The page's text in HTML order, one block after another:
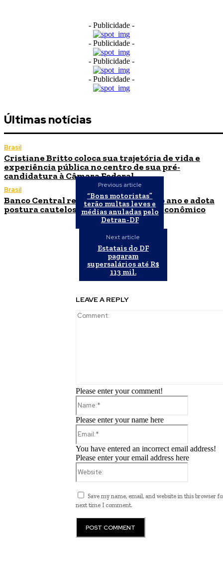
- Publicidade -
- Publicidade -
- Publicidade -
- Publicidade -
Últimas notícias
Brasil
Cristiane Britto coloca sua trajetória de vida e
experiência pública no centro de sua pré-
candidatura à Câmara Federal
Brasil
Banco Central reduz Selic para 14% ao ano e adota
postura cautelosa diante do cenário econômico
Previous article
“Bons motoristas”
terão multas leves e
médias anuladas pelo
Detran-DF
Next article
Estatais do DF
pagaram
supersalários até R$
113 mil.
LEAVE A REPLY
Please enter your comment!
Please enter your name here
You have entered an incorrect email address!
Please enter your email address here
Save my name, email, and website in this browser
next time I comment.